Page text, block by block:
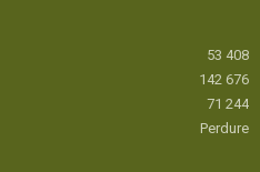
53 408
142 676
71 244
Perdure